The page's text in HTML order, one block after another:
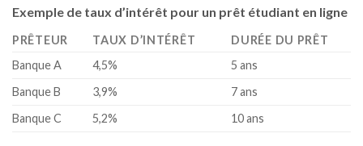
Exemple de taux d’intérêt pour un prêt étudiant en ligne
PRÊTEUR TAUX D’INTÉRÊT
DURÉE DU PRÊT
Banque A
4,5%
5 ans
Banque B
3,9%
7 ans
Banque C
5,2% 10 ans